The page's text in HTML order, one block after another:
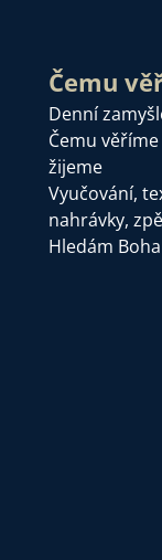
Čemu
Denní
Čemu věříme
žijeme
Vyučování,
nahrávky,
Hledám Boha